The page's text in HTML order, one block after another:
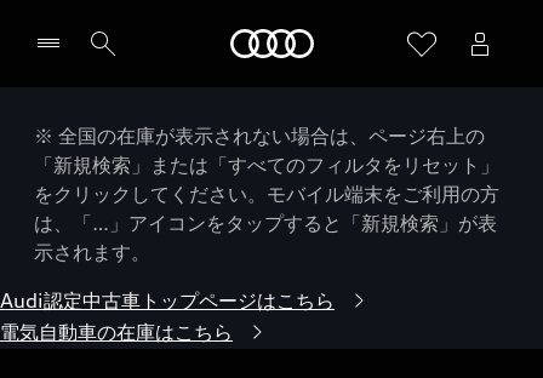
※ 全国の在庫が表示されない場合は、ページ右上の
「新規検索」または「すべてのフィルタをリセット」
をクリックしてください。モバイル端末をご利用の方
は、「…」アイコンをタップすると「新規検索」が表
示されます。
Audi認定中古車トップページはこちら
電気自動車の在庫はこちら